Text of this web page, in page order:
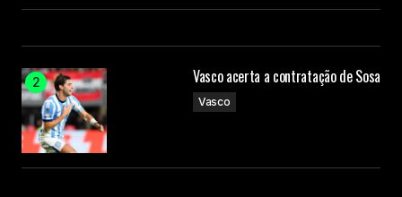
Vasco acerta a contratação de Sosa
Vasco